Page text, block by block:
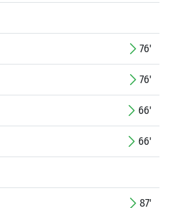
76'
76'
66'
66'
87'